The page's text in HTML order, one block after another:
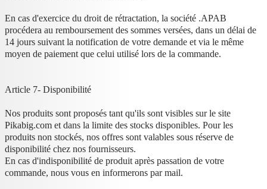
En cas d'exercice du droit de rétractation, la société .APAB
procédera au remboursement des sommes versées, dans un délai de
14 jours suivant la notification de votre demande et via le même
moyen de paiement que celui utilisé lors de la commande.
Article 7- Disponibilité
Nos produits sont proposés tant qu'ils sont visibles sur le site
Pikabig.com et dans la limite des stocks disponibles. Pour les
produits non stockés, nos offres sont valables sous réserve de
disponibilité chez nos fournisseurs.
En cas d'indisponibilité de produit après passation de votre
commande, nous vous en informerons par mail.